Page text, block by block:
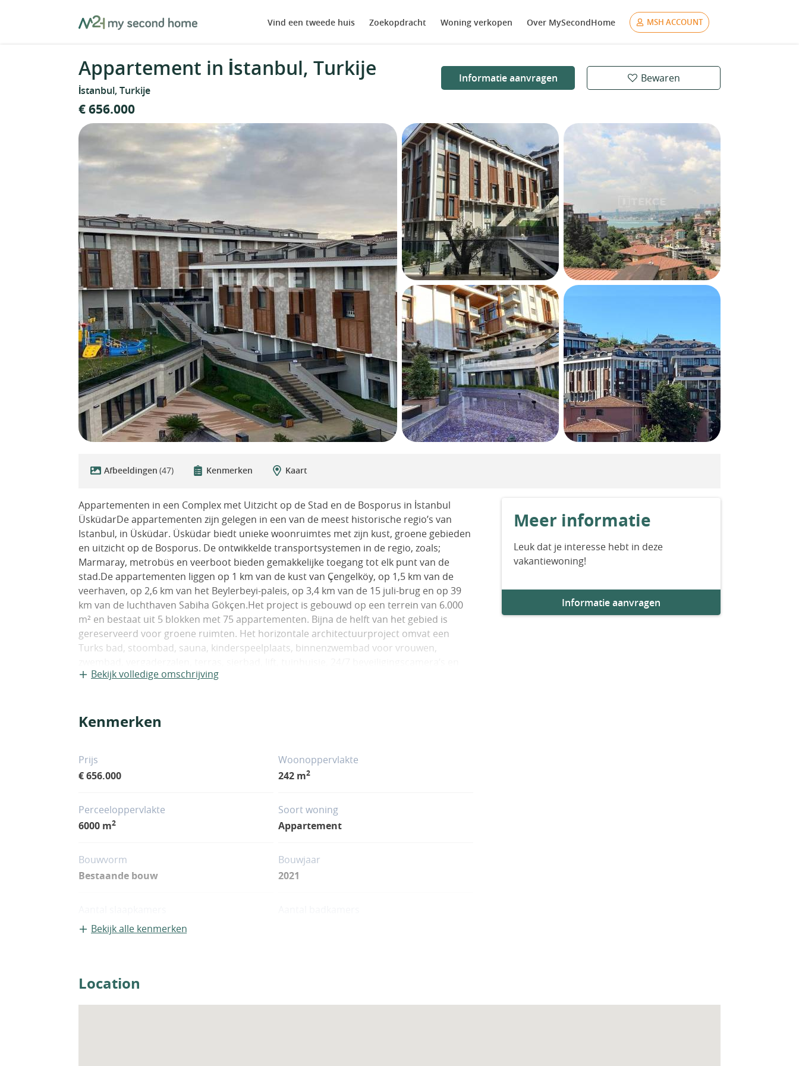
MySecondHome Vind een tweede huis Zoekopdracht Woning verkopen Over MySecondHome MSH ACCOUNT
Appartement in İstanbul, Turkije
İstanbul, Turkije
Informatie aanvragen Bewaren
€ 656.000
Afbeeldingen (47) Kenmerken Kaart
Appartementen in een Complex met Uitzicht op de Stad en de Bosporus in İstanbul
ÜsküdarDe appartementen zijn gelegen in een van de meest historische regio’s van
Istanbul, in Üsküdar. Üsküdar biedt unieke woonruimtes met zijn kust, groene gebieden
en uitzicht op de Bosporus. De ontwikkelde transportsystemen in de regio, zoals;
Marmaray, metrobüs en veerboot bieden gemakkelijke toegang tot elk punt van de
stad.De appartementen liggen op 1 km van de kust van Çengelköy, op 1,5 km van de
veerhaven, op 2,6 km van het Beylerbeyi-paleis, op 3,4 km van de 15 juli-brug en op 39
km van de luchthaven Sabiha Gökçen.Het project is gebouwd op een terrein van 6.000
m² en bestaat uit 5 blokken met 75 appartementen. Bijna de helft van het gebied is
gereserveerd voor groene ruimten. Het horizontale architectuurproject omvat een
Turks bad, stoombad, sauna, kinderspeelplaats, binnenzwembad voor vrouwen,
diensten. Dit zijn enkele van de beste opties om een ​​appartement te kopen in Istanbul,
stalen deuren, zonwering, keramische en laminaatvloeren, TV-satellietsysteem en een
Bekijk volledige omschrijving
Kenmerken
Prijs
€ 656.000
Woonoppervlakte
242 m2
Perceeloppervlakte
6000 m2
Soort woning
Appartement
Bouwvorm
Bestaande bouw
Bouwjaar
2021
3
Airco
Sauna
Zwembad
Bekijk alle kenmerken
Meer informatie
Leuk dat je interesse hebt in deze
vakantiewoning!
Informatie aanvragen
Location